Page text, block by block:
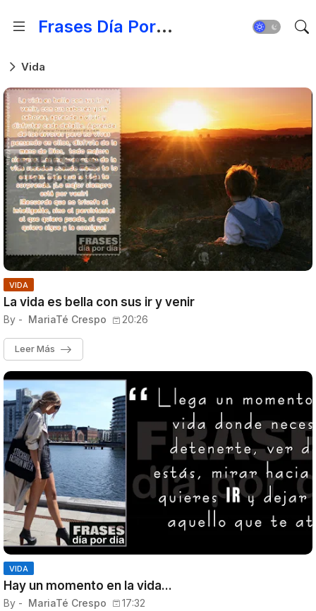
Frases Día Por Día - Para Fortalecer el Espíritu
Vida
VIDA
La vida es bella con sus ir y venir
By - MariaTé Crespo 20:26
Leer Más
VIDA
Hay un momento en la vida...
By - MariaTé Crespo 17:32